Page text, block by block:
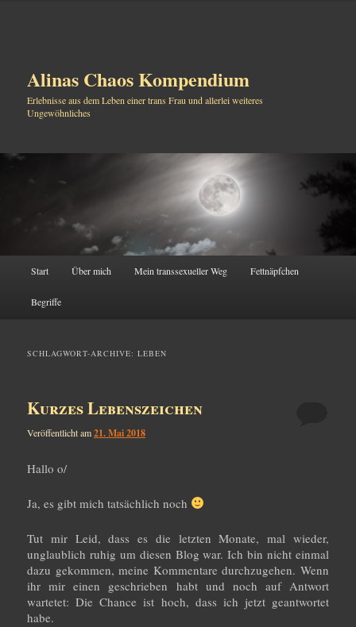
Alinas Chaos Kompendium
Erlebnisse aus dem Leben einer trans Frau und allerlei weiteres
Ungewöhnliches
Zum
wechseln
Zum
Inhalt
Start Über mich Mein transsexueller Weg Fettnäpfchen
Begriffe
SCHLAGWORT-ARCHIVE:LEBEN
Kurzes Lebenszeichen
Veröffentlicht am21. Mai 2018
Hallo o/
Ja, es gibt mich tatsächlich noch
Tut mir Leid, dass es die letzten Monate, mal wieder,
unglaublich ruhig um diesen Blog war. Ich bin nicht einmal
dazu gekommen, meine Kommentare durchzugehen. Wenn
ihr mir einen geschrieben habt und noch auf Antwort
wartetet: Die Chance ist hoch, dass ich jetzt geantwortet
habe.